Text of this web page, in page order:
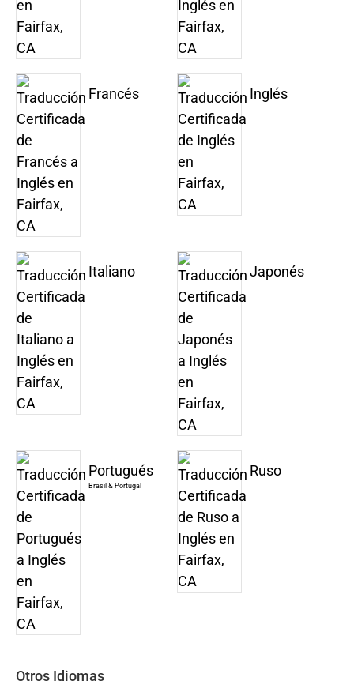
Francés Inglés
Italiano Japonés
Portugués
Brasil & Portugal
Ruso
Otros Idiomas